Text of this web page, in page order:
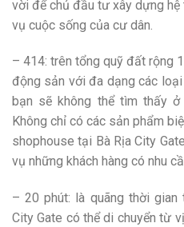
vời để chủ đầu tư xây dựng
vụ cuộc sống của cư dân.
– 414: trên tổng quỹ đất rộng
động sản với đa dạng các
bạn sẽ không thể tìm thấy
Không chỉ có các sản phẩm
shophouse tại Bà Rịa City
vụ những khách hàng có nhu
– 20 phút: là quãng thời
City Gate có thể di chuyển từ